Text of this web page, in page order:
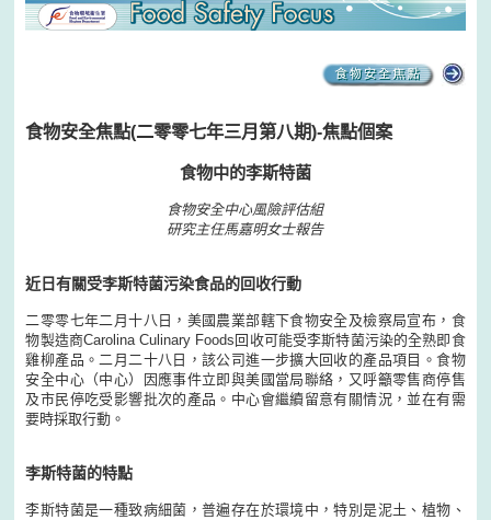
食物安全焦點(二零零七年三月第八期)-焦點個案
食物中的李斯特菌
食物安全中心風險評估組
研究主任馬嘉明女士報告
近日有關受李斯特菌污染食品的回收行動
二零零七年二月十八日，美國農業部轄下食物安全及檢察局宣布，食
物製造商Carolina Culinary Foods回收可能受李斯特菌污染的全熟即食
雞柳產品。二月二十八日，該公司進一步擴大回收的產品項目。食物
安全中心（中心）因應事件立即與美國當局聯絡，又呼籲零售商停售
及市民停吃受影響批次的產品。中心會繼續留意有關情況，並在有需
要時採取行動。
李斯特菌的特點
李斯特菌是一種致病細菌，普遍存在於環境中，特別是泥土、植物、